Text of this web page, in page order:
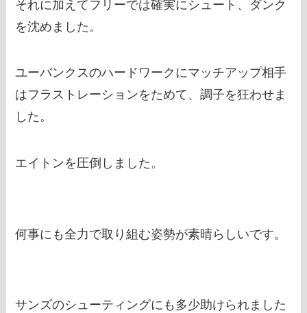
それに加えてフリーでは確実にシュート、ダンク
を沈めました。
ユーバンクスのハードワークにマッチアップ相手
はフラストレーションをためて、調子を狂わせま
した。
エイトンを圧倒しました。
何事にも全力で取り組む姿勢が素晴らしいです。
サンズのシューティングにも多少助けられました